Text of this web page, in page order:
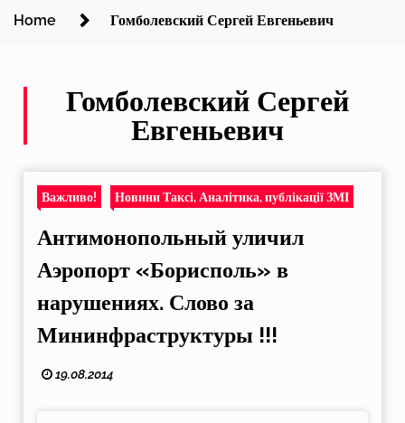
Home Гомболевский Сергей Евгеньевич
Гомболевский Сергей
Евгеньевич
Важливо! Новини Таксі, Аналітика, публікації ЗМІ
Антимонопольный уличил
Аэропорт «Борисполь» в
нарушениях. Слово за
Мининфраструктуры !!!
19.08.2014